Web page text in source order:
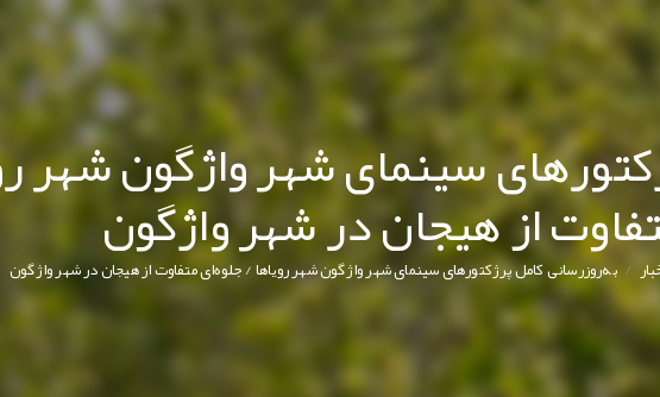
سینمای شهر واژگون شهر
از هیجان در شهر واژگون /به‌روزرسانی کامل پرژکتورهای سینمای شهر واژگون شهر رویاها / جلوه‌ای متفاوت از هیجان در شهر واژگون